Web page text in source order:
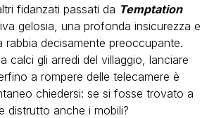
fidanzati passati da Temptation
gelosia, una profonda insicurezza e
rabbia decisamente preoccupante.
calci gli arredi del villaggio, lanciare
a rompere delle telecamere è
chiedersi: se si fosse trovato a
distrutto anche i mobili?